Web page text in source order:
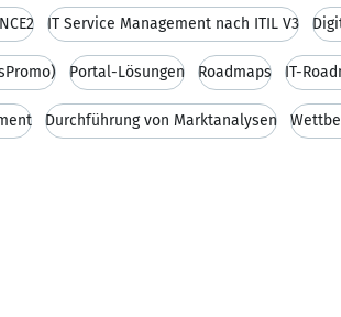
IT Service Management nach ITIL V3
Portal-Lösungen Roadmaps IT-
Durchführung von Marktanalysen